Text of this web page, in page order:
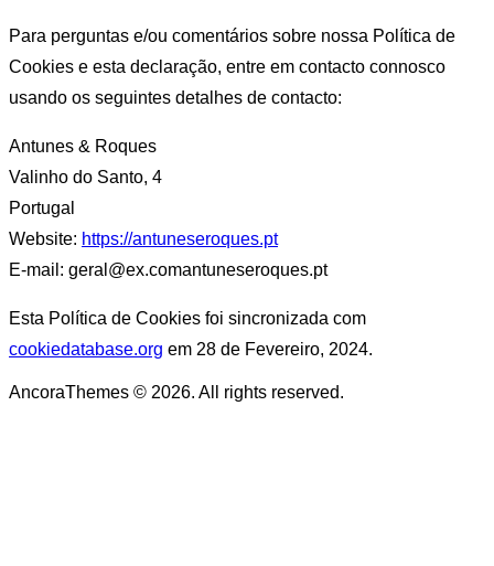
Para perguntas e/ou comentários sobre nossa Política de
Cookies e esta declaração, entre em contacto connosco
usando os seguintes detalhes de contacto:
Antunes & Roques
Valinho do Santo, 4
Portugal
Website: https://antuneseroques.pt
E-mail: geral@ex.comantuneseroques.pt
Esta Política de Cookies foi sincronizada com
cookiedatabase.org em 28 de Fevereiro, 2024.
AncoraThemes © 2026. All rights reserved.